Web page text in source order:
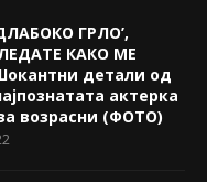
ГРЛО’,
КАКО МЕ
детали од
актерка
возрасни (ФОТО)